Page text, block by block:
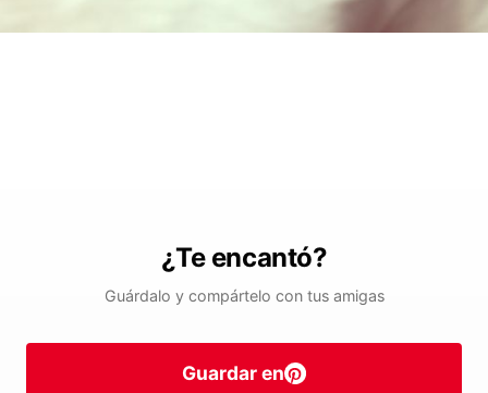
¿Te encantó?
Guárdalo y compártelo con tus amigas
Guardar en